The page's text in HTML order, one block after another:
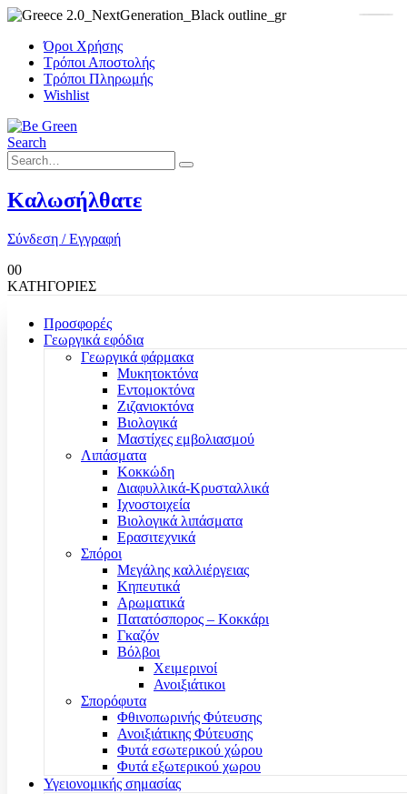
Όροι Χρήσης
Τρόποι Αποστολής
Τρόποι Πληρωμής
Wishlist
Search
Καλωσήλθατε
Σύνδεση / Εγγραφή
00
ΚΑΤΗΓΟΡΙΕΣ
Προσφορές
Γεωργικά εφόδια
Γεωργικά φάρμακα
Μυκητοκτόνα
Εντομοκτόνα
Ζιζανιοκτόνα
Βιολογικά
Μαστίχες εμβολιασμού
Λιπάσματα
Κοκκώδη
Διαφυλλικά-Κρυσταλλικά
Ιχνοστοιχεία
Βιολογικά λιπάσματα
Ερασιτεχνικά
Σπόροι
Μεγάλης καλλιέργειας
Κηπευτικά
Αρωματικά
Πατατόσπορος – Κοκκάρι
Γκαζόν
Βόλβοι
Χειμερινοί
Ανοιξιάτικοι
Σπορόφυτα
Φθινοπωρινής Φύτευσης
Ανοιξιάτικης Φύτευσης
Φυτά εσωτερικού χώρου
Φυτά εξωτερικού χωρου
Υγειονομικής σημασίας